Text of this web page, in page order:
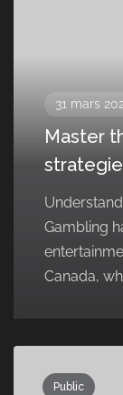
31 mars
Master
Gambling
Canada,
Public